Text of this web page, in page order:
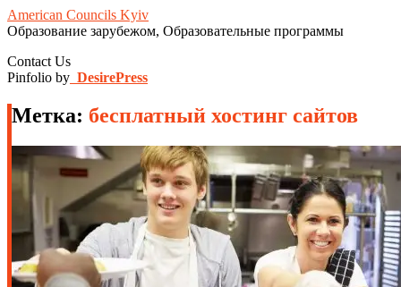
American Councils Kyiv
Образование зарубежом, Образовательные программы
Contact Us
Pinfolio by DesirePress
Метка: бесплатный хостинг сайтов